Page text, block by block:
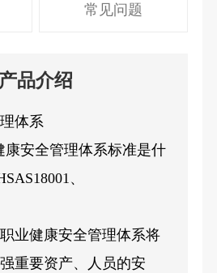
常见问题
产品介绍
体系
康安全管理体系标准是什
、
业健康安全管理体系将
重要资产、人员的安